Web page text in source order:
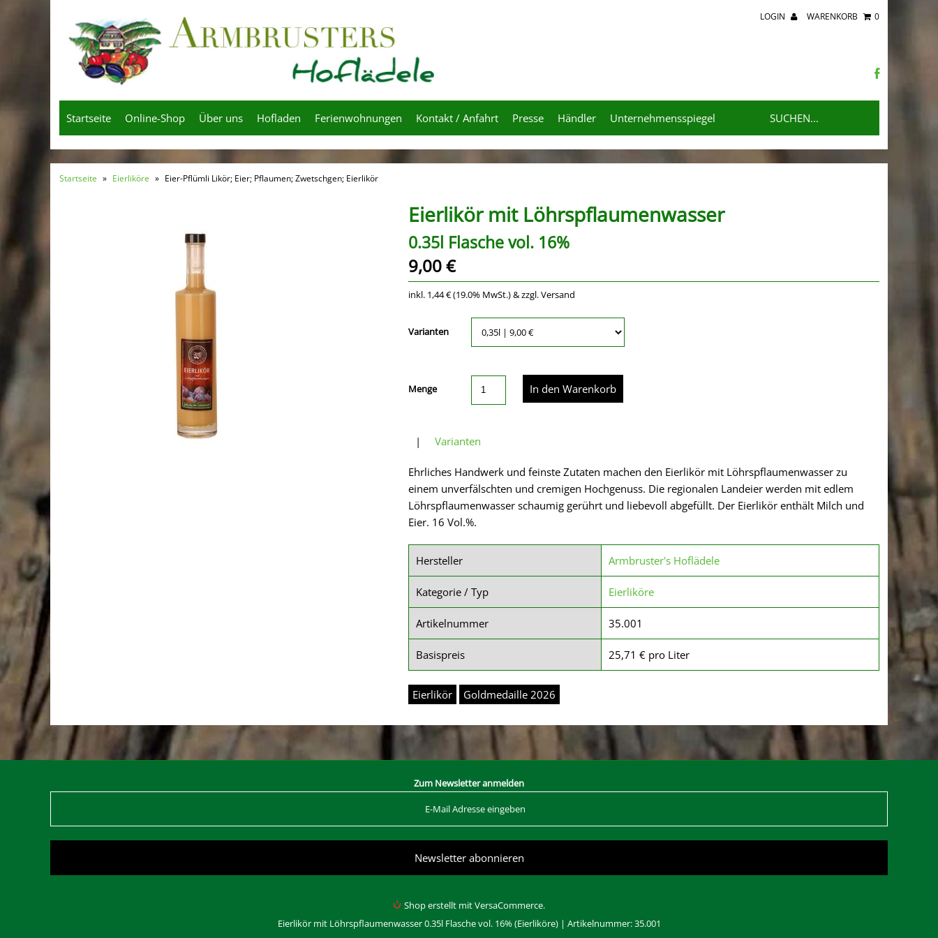
LOGIN WARENKORB 0
Startseite Online-Shop Über uns Hofladen Ferienwohnungen Kontakt / Anfahrt Presse Händler Unternehmensspiegel
Startseite » Eierliköre » Eier-Pflümli Likör; Eier; Pflaumen; Zwetschgen; Eierlikör
Eierlikör mit Löhrspflaumenwasser
0.35l Flasche vol. 16%
9,00 €
inkl. 1,44 € (19.0% MwSt.) & zzgl. Versand
Varianten
Menge
| Varianten
Ehrliches Handwerk und feinste Zutaten machen den Eierlikör mit Löhrspflaumenwasser zu
einem unverfälschten und cremigen Hochgenuss. Die regionalen Landeier werden mit edlem
Löhrspflaumenwasser schaumig gerührt und liebevoll abgefüllt. Der Eierlikör enthält Milch und
Eier. 16 Vol.%.
Hersteller Armbruster's Hoflädele
Kategorie / Typ Eierliköre
Artikelnummer 35.001
Basispreis 25,71 € pro Liter
Eierlikör Goldmedaille 2026
Zum Newsletter anmelden
Shop erstellt mit VersaCommerce.
Eierlikör mit Löhrspflaumenwasser 0.35l Flasche vol. 16% (Eierliköre) | Artikelnummer: 35.001